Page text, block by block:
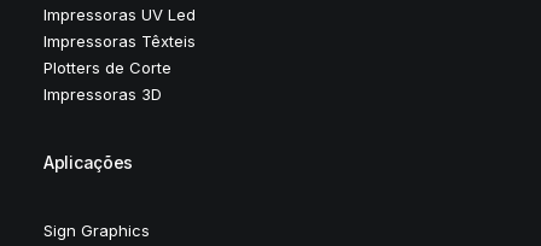
Impressoras UV Led
Impressoras Têxteis
Plotters de Corte
Impressoras 3D
Aplicações
Sign Graphics